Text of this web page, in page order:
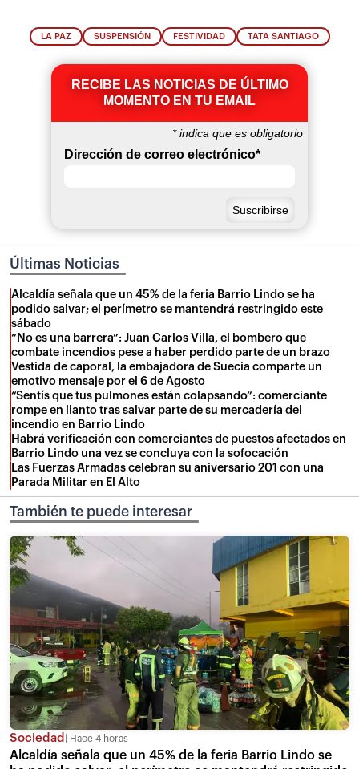
LA PAZ SUSPENSIÓN FESTIVIDAD TATA SANTIAGO
RECIBE LAS NOTICIAS DE ÚLTIMO
MOMENTO EN TU EMAIL
*indica que es obligatorio
Dirección de correo electrónico*
Últimas Noticias
Alcaldía señala que un 45% de la feria Barrio Lindo se ha
podido salvar; el perímetro se mantendrá restringido este
sábado
“No es una barrera”: Juan Carlos Villa, el bombero que
combate incendios pese a haber perdido parte de un brazo
Vestida de caporal, la embajadora de Suecia comparte un
emotivo mensaje por el 6 de Agosto
“Sentís que tus pulmones están colapsando”: comerciante
rompe en llanto tras salvar parte de su mercadería del
incendio en Barrio Lindo
Habrá verificación con comerciantes de puestos afectados en
Barrio Lindo una vez se concluya con la sofocación
Las Fuerzas Armadas celebran su aniversario 201 con una
Parada Militar en El Alto
También te puede interesar
Sociedad Hace 4 horas
Alcaldía señala que un 45% de la feria Barrio Lindo se